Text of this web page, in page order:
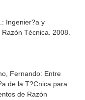
Ingenier?a y
Técnica . 2008.
Fernando: Entre
de la T?Cnica para
de Razón